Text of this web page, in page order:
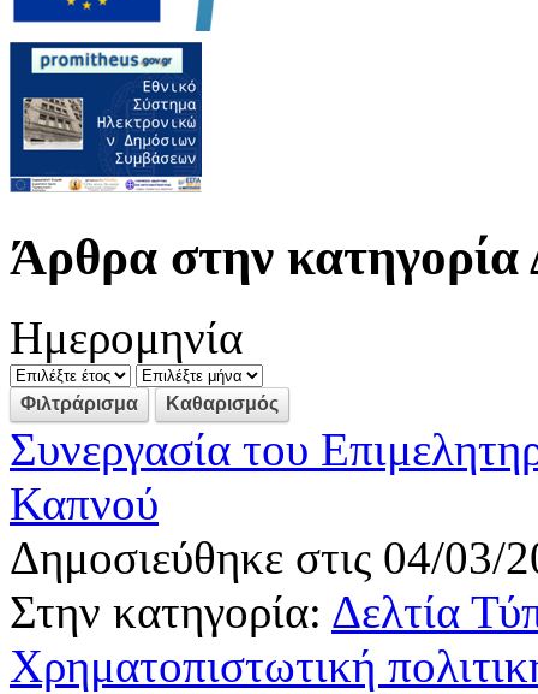
Άρθρα στην κατηγορία
Ημερομηνία
Συνεργασία του
Καπνού
Δημοσιεύθηκε στις 04/03/
Στην κατηγορία: Δελτία
Χρηματοπιστωτική